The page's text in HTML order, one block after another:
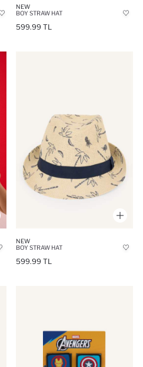
NEW
BOY STRAW HAT
599.99 TL
NEW
BOY STRAW HAT
599.99 TL